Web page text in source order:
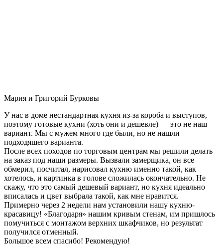
Мария и Григорий Бурковы
У нас в доме нестандартная кухня из-за короба и выступов,
поэтому готовые кухни (хоть они и дешевле) — это не наш
вариант. Мы с мужем много где были, но не нашли
подходящего варианта.
После всех походов по торговым центрам мы решили делать
на заказ под наши размеры. Вызвали замерщика, он все
обмерил, посчитал, нарисовал кухню именно такой, как
хотелось, и картинка в голове сложилась окончательно. Не
скажу, что это самый дешевый вариант, но кухня идеально
вписалась и цвет выбрала такой, как мне нравится.
Примерно через 2 недели нам установили нашу кухню-
красавицу! «Благодаря» нашим кривым стенам, им пришлось
помучиться с монтажом верхних шкафчиков, но результат
получился отменный.
Большое всем спасибо! Рекомендую!